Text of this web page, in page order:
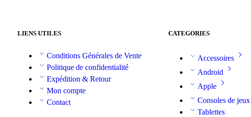
LIENS UTILES
Conditions Générales de Vente
Politique de confidentialité
Expédition & Retour
Mon compte
Contact
CATEGORIES
Accessoires
Android
Apple
Consoles de jeux
Tablettes